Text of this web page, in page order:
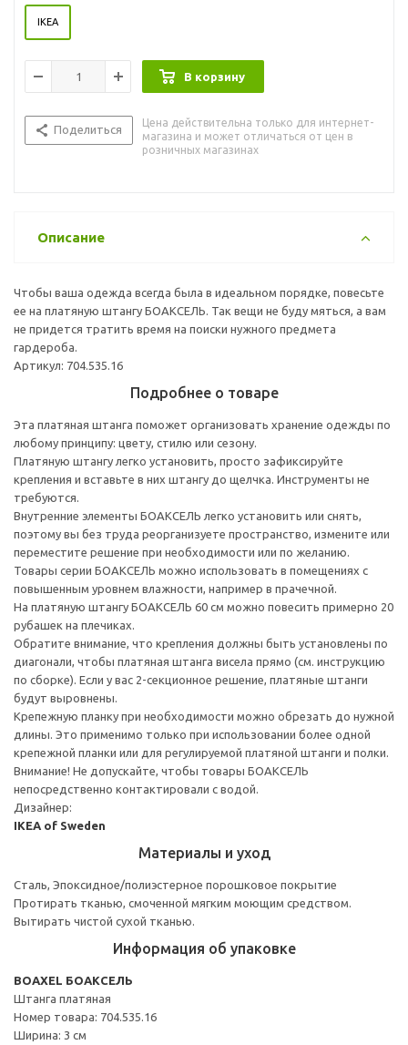
IKEA
В корзину
Поделиться
Цена действительна только для интернет-
магазина и может отличаться от цен в
розничных магазинах
Описание
Чтобы ваша одежда всегда была в идеальном порядке, повесьте
ее на платяную штангу БОАКСЕЛЬ. Так вещи не буду мяться, а вам
не придется тратить время на поиски нужного предмета
гардероба.
Артикул: 704.535.16
Подробнее о товаре
Эта платяная штанга поможет организовать хранение одежды по
любому принципу: цвету, стилю или сезону.
Платяную штангу легко установить, просто зафиксируйте
крепления и вставьте в них штангу до щелчка. Инструменты не
требуются.
Внутренние элементы БОАКСЕЛЬ легко установить или снять,
поэтому вы без труда реорганизуете пространство, измените или
переместите решение при необходимости или по желанию.
Товары серии БОАКСЕЛЬ можно использовать в помещениях с
повышенным уровнем влажности, например в прачечной.
На платяную штангу БОАКСЕЛЬ 60 см можно повесить примерно 20
рубашек на плечиках.
Обратите внимание, что крепления должны быть установлены по
диагонали, чтобы платяная штанга висела прямо (см. инструкцию
по сборке). Если у вас 2-секционное решение, платяные штанги
будут выровнены.
Крепежную планку при необходимости можно обрезать до нужной
длины. Это применимо только при использовании более одной
крепежной планки или для регулируемой платяной штанги и полки.
Внимание! Не допускайте, чтобы товары БОАКСЕЛЬ
непосредственно контактировали с водой.
Дизайнер:
IKEA of Sweden
Материалы и уход
Сталь, Эпоксидное/полиэстерное порошковое покрытие
Протирать тканью, смоченной мягким моющим средством.
Вытирать чистой сухой тканью.
Информация об упаковке
BOAXEL БОАКСЕЛЬ
Штанга платяная
Номер товара: 704.535.16
Ширина: 3 см